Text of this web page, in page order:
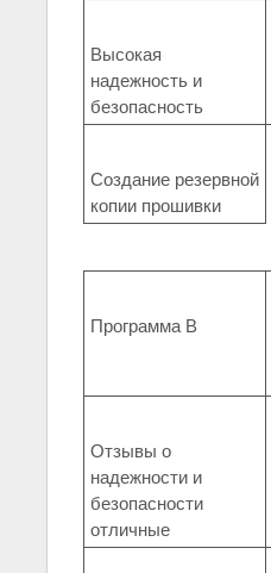
Высокая
надежность и
безопасность
Создание резервной
копии прошивки
Программа B
Отзывы о
надежности и
безопасности
отличные